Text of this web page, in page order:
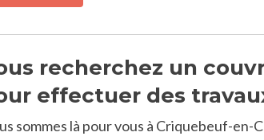
recherchez un
effectuer des
sommes là pour vous à Criquebeuf-en-